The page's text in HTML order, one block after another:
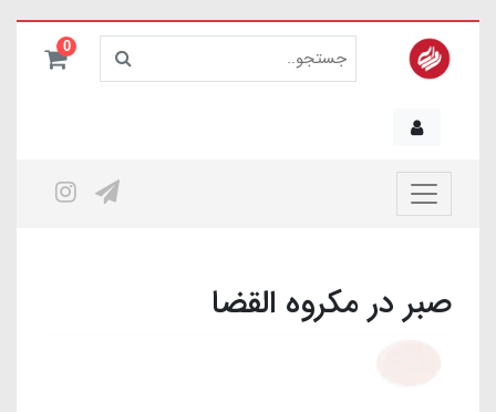
0
صبر در مکروه القضا